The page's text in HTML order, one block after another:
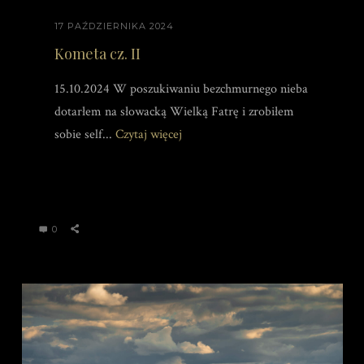
17 PAŹDZIERNIKA 2024
Kometa cz. II
15.10.2024 W poszukiwaniu bezchmurnego nieba
dotarłem na słowacką Wielką Fatrę i zrobiłem
sobie self... Czytaj więcej
0